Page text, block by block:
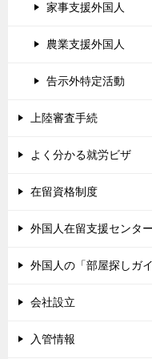
家事支援外国人
農業支援外国人
告示外特定活動
上陸審査手続
よく分かる就労ビザ
在留資格制度
外国人在留支援センター
外国人の「部屋探しガイ
会社設立
入管情報